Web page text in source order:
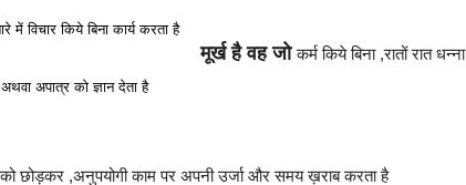
में विचार किये बिना कार्य करता है
मूर्ख हैवहजो कर्म किये बिना ,रातों रात
अपात्र को ज्ञान देता है
छोड़कर ,अनुपयोगी काम पर अपनी उर्जा और समय ख़राब करता है